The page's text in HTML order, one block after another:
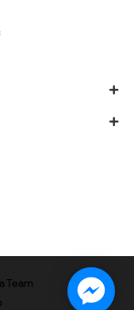
Team